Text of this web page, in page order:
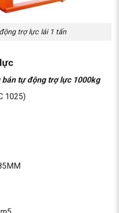
trợ lực lái 1 tấn
bán tự động trợ lực 1000kg
1025)